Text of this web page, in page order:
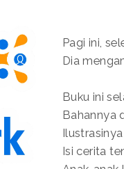
Pagi ini,
Dia
Buku ini
Bahannya
Isi cerita